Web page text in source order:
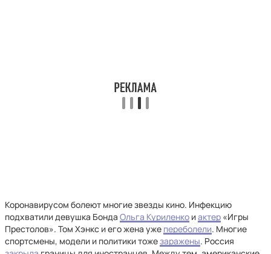
Коронавирусом болеют многие звезды кино. Инфекцию
подхватили девушка Бонда Ольга Куриленко иактер «Игры
Престолов». Том Хэнкс и его жена уже переболели. Многие
спортсмены, модели и политики тожезаражены. Россия